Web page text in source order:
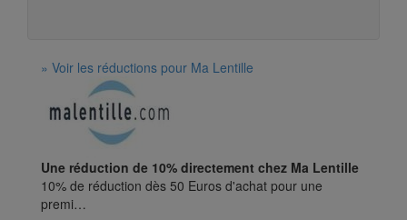
» Voir les réductions pour Ma Lentille
Une réduction de 10% directement chez Ma Lentille
10% de réduction dès 50 Euros d'achat pour une
premi…